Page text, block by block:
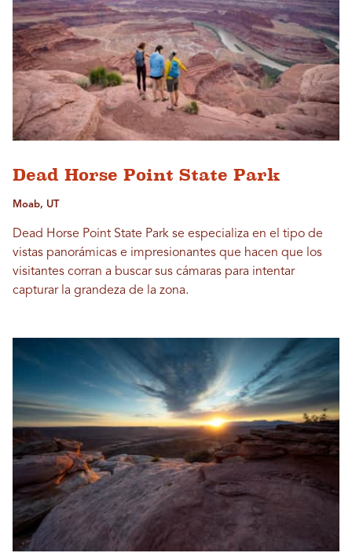
Dead Horse Point State Park
Moab, UT
Dead Horse Point State Park se especializa en el tipo de
vistas panorámicas e impresionantes que hacen que los
visitantes corran a buscar sus cámaras para intentar
capturar la grandeza de la zona.